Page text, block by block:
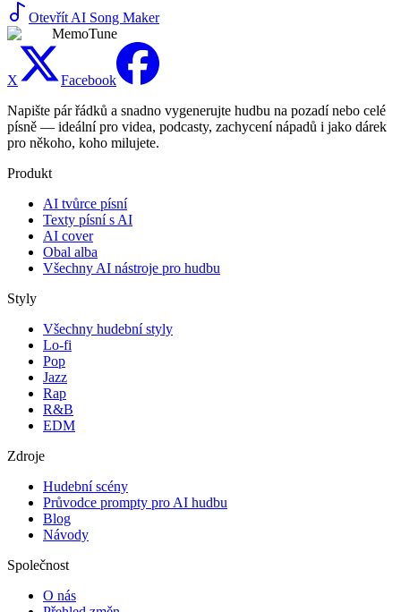
Otevřít AI Song Maker
MemoTune
X
Facebook
Napište pár řádků a snadno vygenerujte hudbu na pozadí nebo celé
písně — ideální pro videa, podcasty, zachycení nápadů i jako dárek
pro někoho, koho milujete.
Produkt
AI tvůrce písní
Texty písní s AI
AI cover
Obal alba
Všechny AI nástroje pro hudbu
Styly
Všechny hudební styly
Lo-fi
Pop
Jazz
Rap
R&B
EDM
Zdroje
Hudební scény
Průvodce prompty pro AI hudbu
Blog
Návody
Společnost
O nás